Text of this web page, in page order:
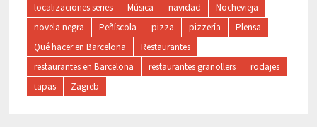
localizaciones series
Música navidad
Nochevieja
novela negra
Peñíscola pizza pizzería
Plensa
Qué hacer en Barcelona
Restaurantes
restaurantes en Barcelona
restaurantes granollers
rodajes
tapas
Zagreb